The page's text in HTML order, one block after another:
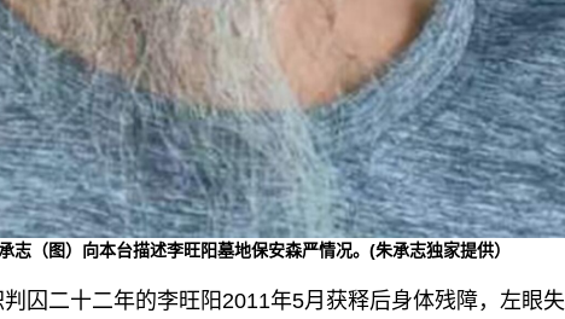
志（图）向本台描述李旺阳墓地保安森严情况。(朱承志独家提供）
囚二十二年的李旺阳2011年5月获释后身体残障，左眼失